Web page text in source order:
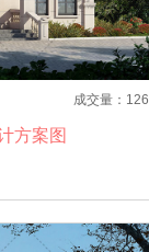
成交量：126
方案图